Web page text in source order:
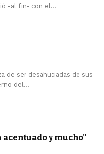
-al fin- con el...
de ser desahuciadas de sus
del...
y mucho"